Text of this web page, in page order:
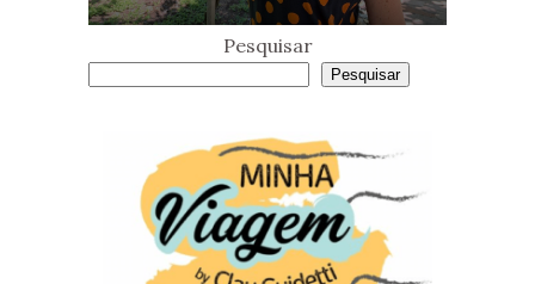
Pesquisar
Pesquisar